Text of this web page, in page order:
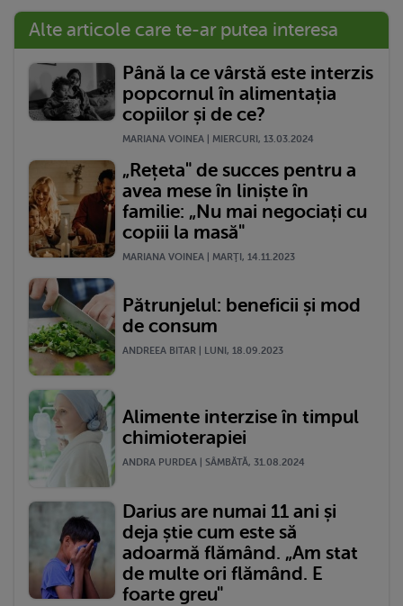
Alte articole care te-ar putea interesa
Până la ce vârstă este interzis
popcornul în alimentația
copiilor și de ce?
MARIANA VOINEA | MIERCURI, 13.03.2024
„Rețeta" de succes pentru a
avea mese în liniște în
familie: „Nu mai negociați cu
copiii la masă"
MARIANA VOINEA | MARŢI, 14.11.2023
Pătrunjelul: beneficii și mod
de consum
ANDREEA BITAR | LUNI, 18.09.2023
Alimente interzise în timpul
chimioterapiei
ANDRA PURDEA | SÂMBĂTĂ, 31.08.2024
Darius are numai 11 ani și
deja știe cum este să
adoarmă flămând. „Am stat
de multe ori flămând. E
foarte greu"